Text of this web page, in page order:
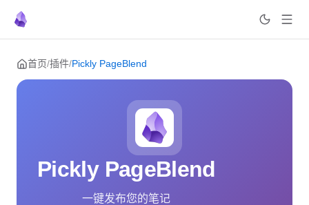
Skip to content
首页/插件/Pickly PageBlend
Pickly PageBlend
一键发布您的笔记